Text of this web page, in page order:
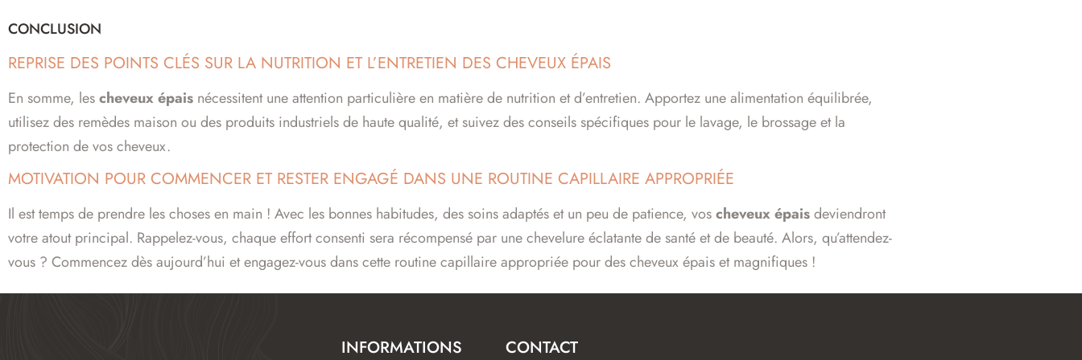
CONCLUSION
REPRISE DES POINTS CLÉS SUR LA NUTRITION ET L’ENTRETIEN DES CHEVEUX ÉPAIS
En somme, lescheveux épais nécessitent une attention particulière en matière de nutrition et d’entretien. Apportez une alimentation équilibrée,
utilisez des remèdes maison ou des produits industriels de haute qualité, et suivez des conseils spécifiques pour le lavage, le brossage et la
protection de vos cheveux.
MOTIVATION POUR COMMENCER ET RESTER ENGAGÉ DANS UNE ROUTINE CAPILLAIRE APPROPRIÉE
Il est temps de prendre les choses en main ! Avec les bonnes habitudes, des soins adaptés et un peu de patience, voscheveux épaisdeviendront
votre atout principal. Rappelez-vous, chaque effort consenti sera récompensé par une chevelure éclatante de santé et de beauté. Alors, qu’attendez-
vous ? Commencez dès aujourd’hui et engagez-vous dans cette routine capillaire appropriée pour des cheveux épais et magnifiques !
INFORMATIONS CONTACT